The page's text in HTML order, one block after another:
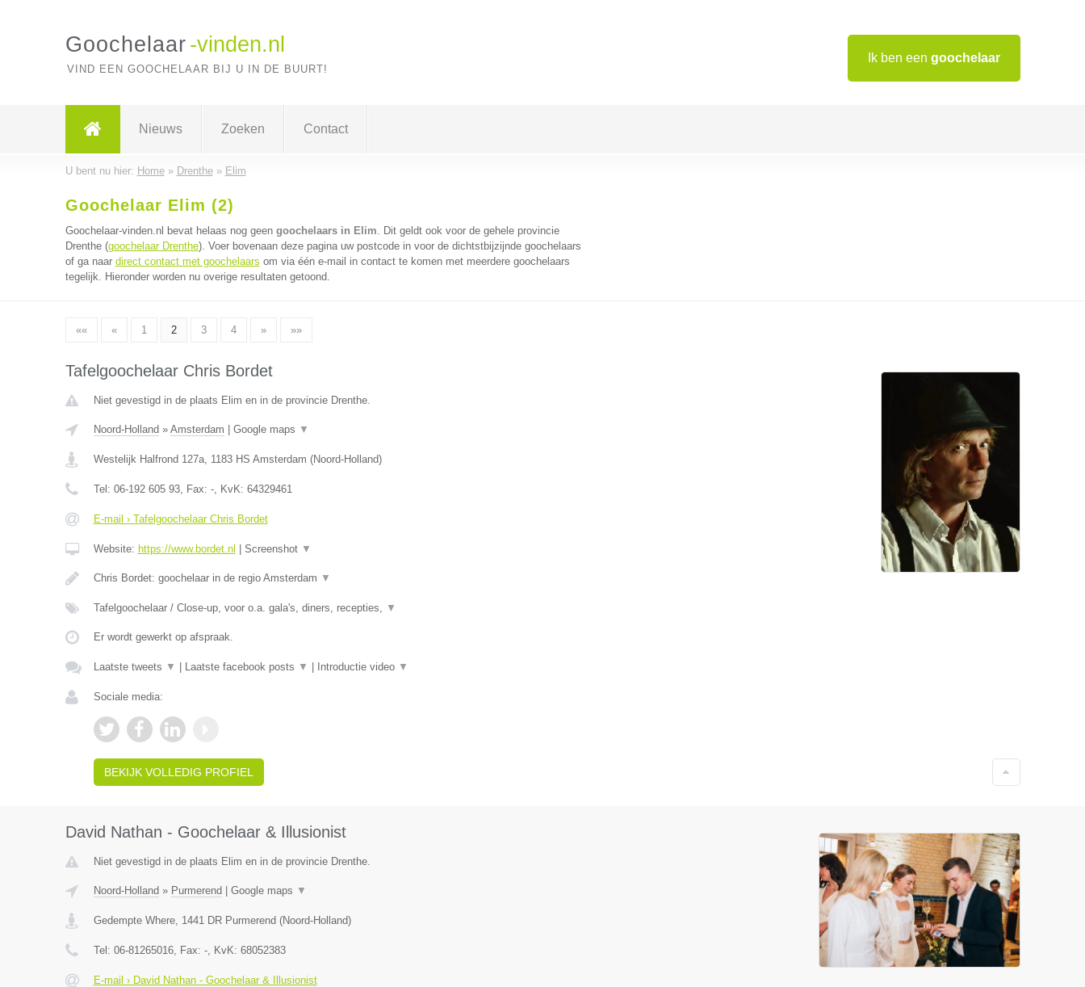
Ik ben een goochelaar
Goochelaar -vinden.nl
VIND EEN GOOCHELAAR BIJ U IN DE BUURT!
Nieuws Zoeken Contact
U bent nu hier: Home» Drenthe» Elim
Goochelaar Elim (2)
Goochelaar-vinden.nl bevat helaas nog geen goochelaars in Elim. Dit geldt ook voor de gehele provincie
Drenthe (goochelaar Drenthe). Voer bovenaan deze pagina uw postcode in voor de dichtstbijzijnde goochelaars
of ga naar direct contact met goochelaars om via één e-mail in contact te komen met meerdere goochelaars
tegelijk. Hieronder worden nu overige resultaten getoond.
«« « 1 2 3 4 » »»
Tafelgoochelaar Chris Bordet
Niet gevestigd in de plaats Elim en in de provincie Drenthe.
Noord-Holland » Amsterdam Google maps ▼
Westelijk Halfrond 127a, 1183 HS Amsterdam (Noord-Holland)
Tel: 06-192 605 93, Fax: -, KvK: 64329461
E-mail › Tafelgoochelaar Chris Bordet
Website: https://www.bordet.nl Screenshot ▼
Chris Bordet: goochelaar in de regio Amsterdam ▼
Tafelgoochelaar / Close-up, voor o.a. gala's, diners, recepties, ▼
Er wordt gewerkt op afspraak.
Laatste tweets ▼ Laatste facebook posts ▼ Introductie video ▼
Sociale media:
BEKIJK VOLLEDIG PROFIEL
David Nathan - Goochelaar & Illusionist
Niet gevestigd in de plaats Elim en in de provincie Drenthe.
Noord-Holland » Purmerend Google maps ▼
Gedempte Where, 1441 DR Purmerend (Noord-Holland)
Tel: 06-81265016, Fax: -, KvK: 68052383
E-mail › David Nathan - Goochelaar & Illusionist